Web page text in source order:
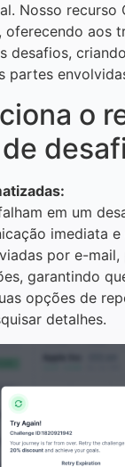
Nosso recurso
oferecendo aos
desafios,
partes
o
em um
imediata e
por e-
garantindo
opções de
detalhes.